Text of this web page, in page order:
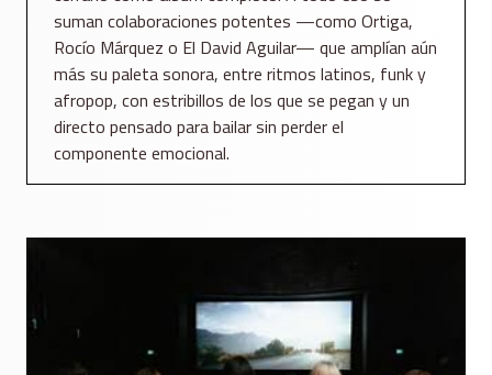
suman colaboraciones potentes —como Ortiga,
Rocío Márquez o El David Aguilar— que amplían aún
más su paleta sonora, entre ritmos latinos, funk y
afropop, con estribillos de los que se pegan y un
directo pensado para bailar sin perder el
componente emocional.